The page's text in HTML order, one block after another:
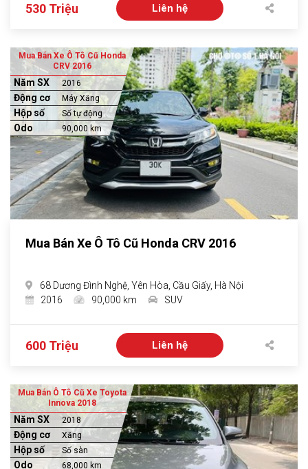
530 Triệu Liên hệ
Mua Bán Xe Ô Tô Cũ Honda
CRV 2016
Năm SX 2016
Động cơ Máy Xăng
Hộp số Số tự động
Odo 90,000 km
Mua Bán Xe Ô Tô Cũ Honda CRV 2016
68 Dương Đình Nghệ, Yên Hòa, Cầu Giấy, Hà Nội
2016
90,000 km SUV
600 Triệu Liên hệ
Mua Bán Ô Tô Cũ Xe Toyota
Innova 2018
Năm SX 2018
Động cơ Xăng
Hộp số Số sàn
Odo 68,000 km